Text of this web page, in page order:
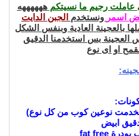
عاملت رجيم ما نسيتكمههههههه
اسمر ونستخدم الجبن الدايت
بالعجينة العادية وبنفس الشكل
العجينة بس استخدمنا الدقيق
او اى نوع
ابيض